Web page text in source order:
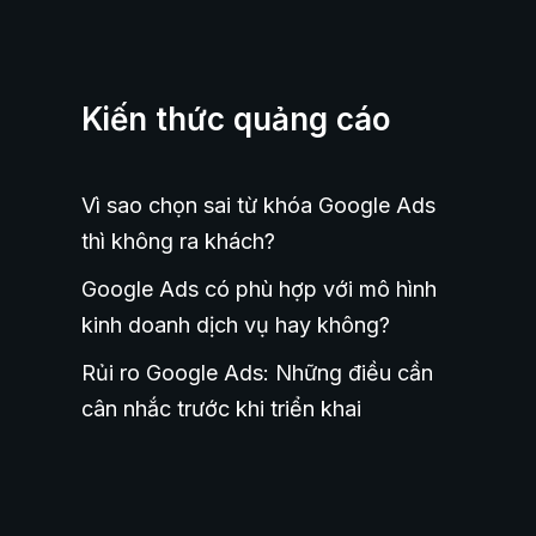
Kiến thức quảng cáo
Vì sao chọn sai từ khóa Google Ads
thì không ra khách?
Google Ads có phù hợp với mô hình
kinh doanh dịch vụ hay không?
Rủi ro Google Ads: Những điều cần
cân nhắc trước khi triển khai